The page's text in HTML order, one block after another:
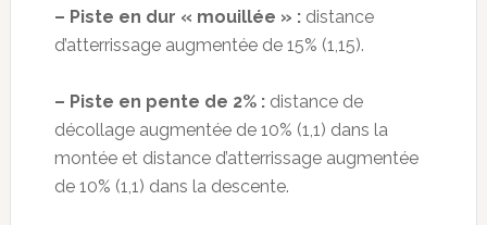
– Piste en dur « mouillée » :distance
d’atterrissage augmentée de 15% (1,15).
– Piste en pente de 2% :distance de
décollage augmentée de 10% (1,1) dans la
montée et distance d’atterrissage augmentée
de 10% (1,1) dans la descente.